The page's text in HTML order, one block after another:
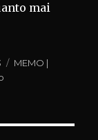
mai
Categorie
MEMO |